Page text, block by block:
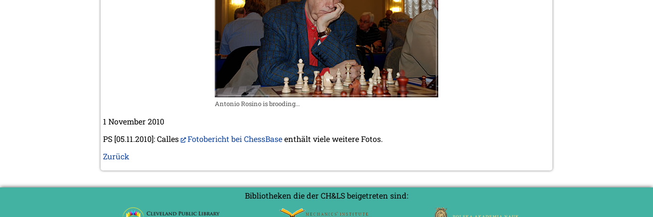
Antonio Rosino is brooding...
1 November 2010
PS [05.11.2010]: Calles
Fotobericht bei ChessBaseenthält viele weitere Fotos.
Zurück
Bibliotheken die der CH&LS beigetreten sind: